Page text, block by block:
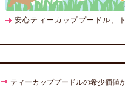
安心ティーカッププードル、
ティーカッププードルの希少価値